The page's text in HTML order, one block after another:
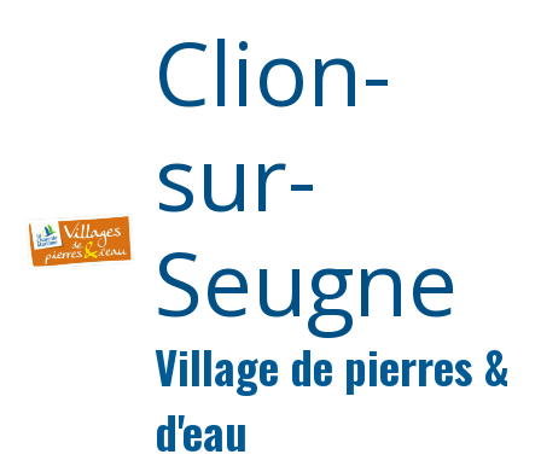
Clion-
sur-
Seugne
Village de pierres &
d'eau